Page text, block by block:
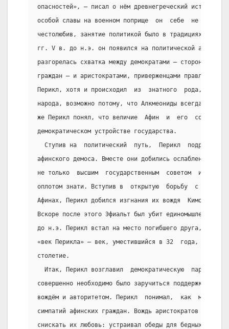
опасностей», — писал о нём древнегреческий историк
особой славы на военном поприще  он  себе  не
честолюбив, занятие политикой было в традициях его
гг. V в. до н.э. он появился на политической арене.
разгорелась схватка между демократами — сторонниками
граждан — и аристократами, приверженцами правления
Перикл, хотя и происходил  из  знатного  рода,
народа, возможно потому, что Алкмеониды всегда
же Перикл понял, что величие  Афин  и  его
демократическом устройстве государства.
Ступив на  политический  путь,  Перикл  подружился
афинского демоса. Вместе они добились ослабления
не только  высшим  государственным  советом  и
оплотом знати. Вступив в  открытую  борьбу  с
Афинах, Перикл добился изгнания их вождя  Кимона.
Вскоре после этого Эфиальт был убит
до н.э. Перикл встал на место погибшего друга, и с
«век Перикла» — век, уместившийся в 32  года,  но
столетие.
Итак, Перикл возглавил  демократическую  партию.
совершенно необходимо было заручиться поддержкой
вождём и авторитетом. Перикл  понимал,  как  много
симпатий афинских граждан. Вождь аристократов Кимон
снискать их любовь: устраивал обеды для бедных,